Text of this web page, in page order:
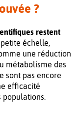
?
restent
échelle,
une réduction
métabolisme des
sont pas encore
efficacité
populations.